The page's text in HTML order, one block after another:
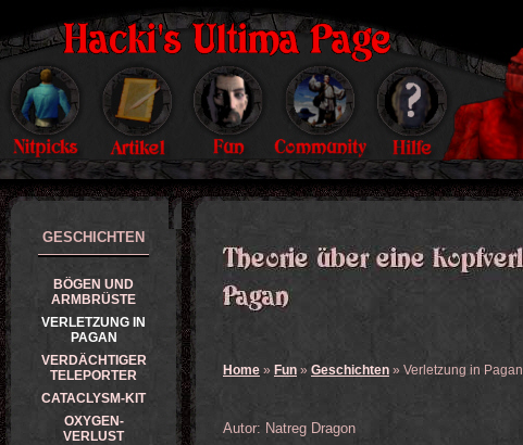
Home » Fun » Geschichten » Verletzung in Pagan
Autor: Natreg Dragon
GESCHICHTEN
BÖGEN UND
ARMBRÜSTE
VERLETZUNG IN
PAGAN
VERDÄCHTIGER
TELEPORTER
CATACLYSM-KIT
OXYGEN-
VERLUST